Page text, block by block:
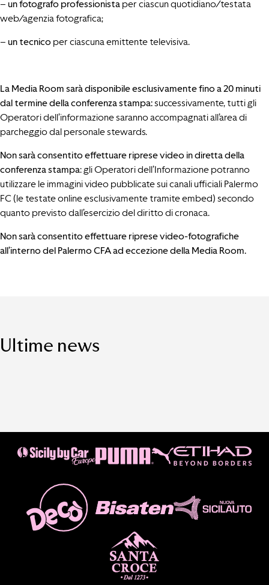
– un fotografo professionista per ciascun quotidiano/testata
web/agenzia fotografica;
– un tecnico per ciascuna emittente televisiva.
La Media Room sarà disponibile esclusivamente fino a 20 minuti
dal termine della conferenza stampa:successivamente, tutti gli
Operatori dell’informazione saranno accompagnati all’area di
parcheggio dal personale stewards.
Non sarà consentito effettuare riprese video in diretta della
conferenza stampa: gli Operatori dell’Informazione potranno
utilizzare le immagini video pubblicate sui canali ufficiali Palermo
FC (le testate online esclusivamente tramite embed) secondo
quanto previsto dall’esercizio del diritto di cronaca.
Non sarà consentito effettuare riprese video-fotografiche
all’interno del Palermo CFA ad eccezione della Media Room.
Ultime news